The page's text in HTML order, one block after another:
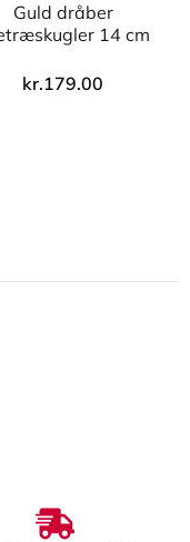
Guld dråber
14 cm
kr.179.00